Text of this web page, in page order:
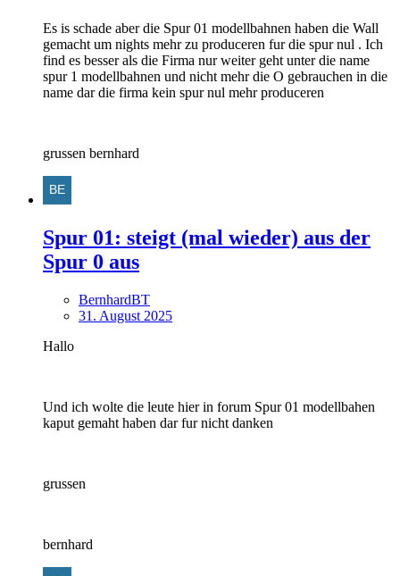
Es is schade aber die Spur 01 modellbahnen haben die Wall
gemacht um nights mehr zu produceren fur die spur nul . Ich
find es besser als die Firma nur weiter geht unter die name
spur 1 modellbahnen und nicht mehr die O gebrauchen in die
name dar die firma kein spur nul mehr produceren
grussen bernhard
Spur 01: steigt (mal wieder) aus der
Spur 0 aus
BernhardBT
31. August 2025
Hallo
Und ich wolte die leute hier in forum Spur 01 modellbahen
kaput gemaht haben dar fur nicht danken
grussen
bernhard